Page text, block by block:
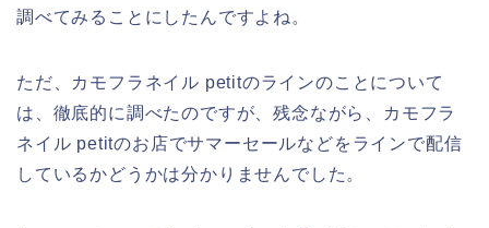
調べてみることにしたんですよね。
ただ、カモフラネイル petitのラインのことについて
は、徹底的に調べたのですが、残念ながら、カモフラ
ネイル petitのお店でサマーセールなどをラインで配信
しているかどうかは分かりませんでした。